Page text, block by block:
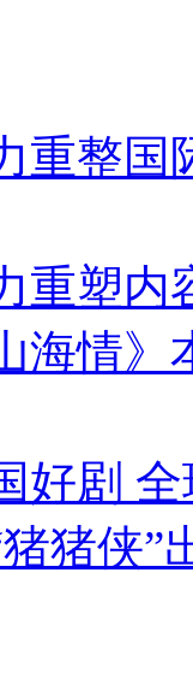
重整国
重塑内
海情
好剧
猪猪侠”